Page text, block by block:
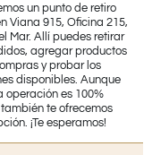
un punto de retiro
Viana 915, Oficina 215,
Mar. Allí puedes retirar
agregar productos
y probar los
disponibles. Aunque
operación es 100%
te ofrecemos
¡Te esperamos!